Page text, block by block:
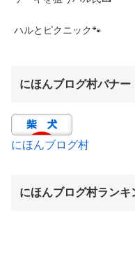
ハルとピクニック🐾
にほんブログ村バナー
にほんブログ村
にほんブログ村ランキ